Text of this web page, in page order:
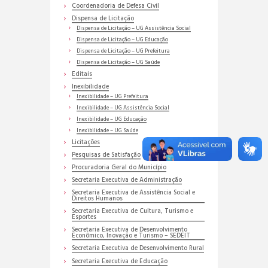
Coordenadoria de Defesa Civil
Dispensa de Licitação
Dispensa de Licitação – UG Assistência Social
Dispensa de Licitação – UG Educação
Dispensa de Licitação – UG Prefeitura
Dispensa de Licitação – UG Saúde
Editais
Inexibilidade
Inexibilidade – UG Prefeitura
Inexibilidade – UG Assistência Social
Inexibilidade – UG Educação
Inexibilidade – UG Saúde
Licitações
Pesquisas de Satisfação
Procuradoria Geral do Município
Secretaria Executiva de Administração
Secretaria Executiva de Assistência Social e
Direitos Humanos
Secretaria Executiva de Cultura, Turismo e
Esportes
Secretaria Executiva de Desenvolvimento
Econômico, Inovação e Turismo – SEDEIT
Secretaria Executiva de Desenvolvimento Rural
Secretaria Executiva de Educação